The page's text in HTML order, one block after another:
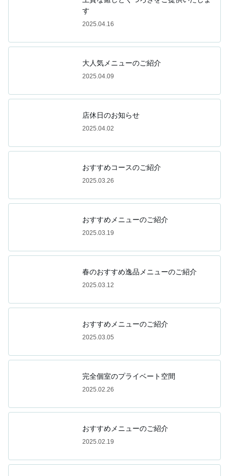
す
2025.04.16
大人気メニューのご紹介
2025.04.09
店休日のお知らせ
2025.04.02
おすすめコースのご紹介
2025.03.26
おすすめメニューのご紹介
2025.03.19
春のおすすめ逸品メニューのご紹介
2025.03.12
おすすめメニューのご紹介
2025.03.05
完全個室のプライベート空間
2025.02.26
おすすめメニューのご紹介
2025.02.19